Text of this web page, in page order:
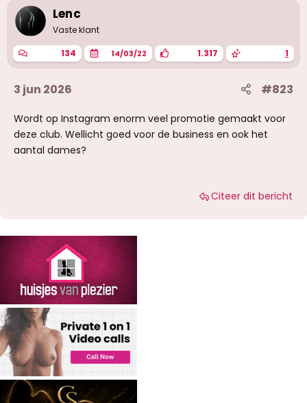
n
g
n
:
Lenc
Vaste klant
134 14/03/22 1.317 1
3 jun 2026 #823
Wordt op Instagram enorm veel promotie gemaakt voor
deze club. Wellicht goed voor de business en ook het
aantal dames?
Citeer dit bericht